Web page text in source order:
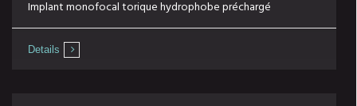
Implant monofocal torique hydrophobe préchargé
Details